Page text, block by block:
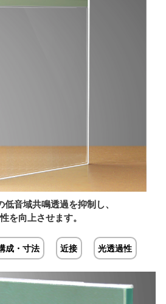
低音域共鳴透過を抑制し、
を向上させます。
成・寸法 近接 光透過性